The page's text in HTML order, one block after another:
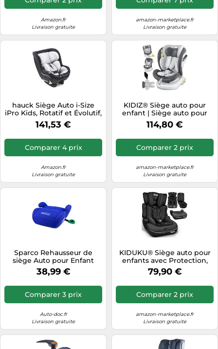
sans tournevis - Réglable
Amazon.fr
Livraison gratuite
amazon-marketplace.fr
Livraison gratuite
hauck Siège Auto i-Size
iPro Kids, Rotatif et Évolutif,
de la Naissance jusqu'à 105
cm (0 - 18 kg), ECE R129,
Compatible avec Base
ISOFIX (non Incluse), Gris
141,53 €
Comparer 4 prix
Amazon.fr
Livraison gratuite
KIDIZ® Siège auto pour
enfant | Siège auto pour
bébé | Siège auto pour
enfant Isofix Top Tether |
0/1/2/3, dès la naissance, de
0 à 36 kg | Avec pare-soleil,
114,80 €
Comparer 2 prix
amazon-marketplace.fr
Livraison gratuite
Sparco Rehausseur de
siège Auto pour Enfant
Bleu i-Size pour garçons et
Filles. Homologué ECE
Une Housse Lavable de 3
cm. Fabriqué en ABS Haute
38,99 €
Comparer 3 prix
Auto-doc.fr
Livraison gratuite
KIDUKU® Siège auto pour
enfants avec Protection,
évoluant avec la croissance,
Norme ECE R129/03, de 9
Groupe 1 + 2 + 3 (Noir)
79,90 €
Comparer 2 prix
amazon-marketplace.fr
Livraison gratuite